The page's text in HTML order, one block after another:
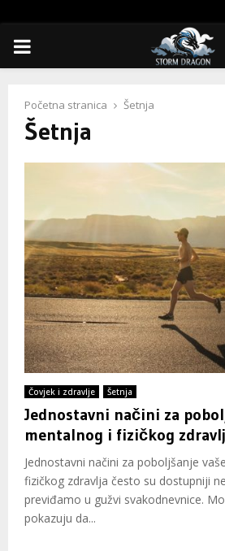
PRIMARY
Početna stranica Šetnja
Šetnja
Čovjek i zdravlje Šetnja
Jednostavni načini za
mentalnog i fizičkog
Jednostavni načini za poboljšanje
fizičkog zdravlja često su dostupniji
previđamo u gužvi svakodnevnice.
pokazuju da...